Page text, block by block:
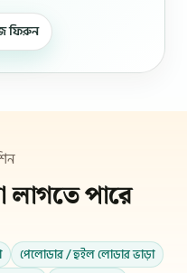
ফিরুন
পারে
পেলোডার / হুইল লোডার ভাড়া